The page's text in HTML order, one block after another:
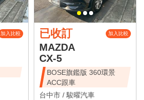
加入比較 已收訂 加入比較
MAZDA
CX-5
BOSE旗鑑版 360環景
ACC跟車
台中市 / 駿曜汽車